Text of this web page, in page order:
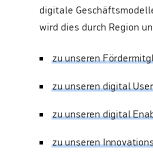
digitale
wird dies durch Region
zu unseren
zu unseren digital
zu unseren digital
zu unseren